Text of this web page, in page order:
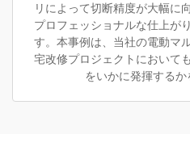
リによって切断精度が大幅に
プロフェッショナルな仕上が
す。本事例は、当社の電動マ
宅改修プロジェクトにおいて
をいかに発揮するか